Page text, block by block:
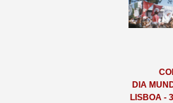
DIA
LISBOA -